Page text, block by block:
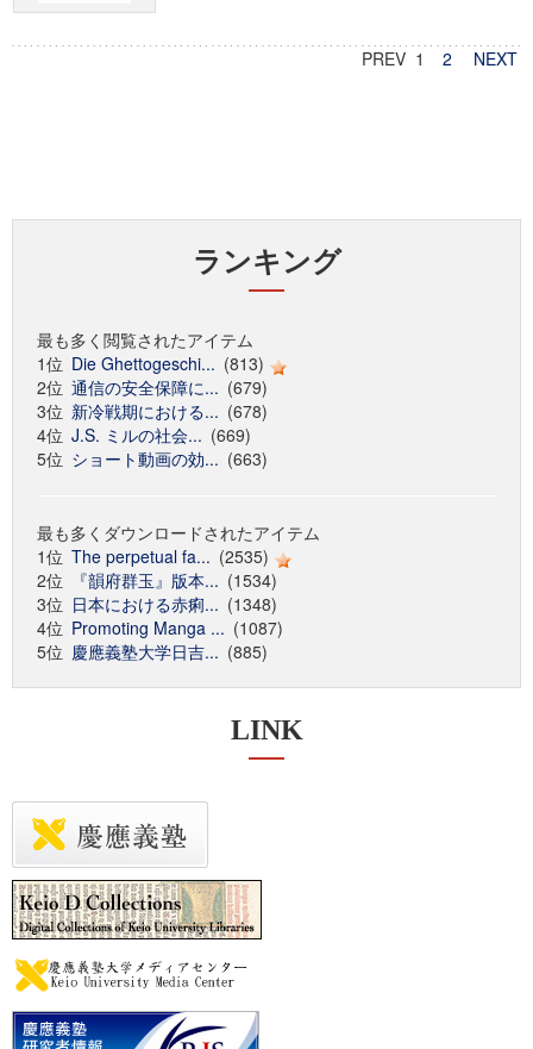
PREV 1 2 NEXT
ランキング
最も多く閲覧されたアイテム
1位 Die Ghettogeschi... (813)
2位 通信の安全保障に... (679)
3位 新冷戦期における... (678)
4位 J.S. ミルの社会... (669)
5位 ショート動画の効... (663)
最も多くダウンロードされたアイテム
1位 The perpetual fa... (2535)
2位
『韻府群玉』版本... (1534)
3位 日本における赤痢... (1348)
4位 Promoting Manga ... (1087)
5位 慶應義塾大学日吉... (885)
LINK